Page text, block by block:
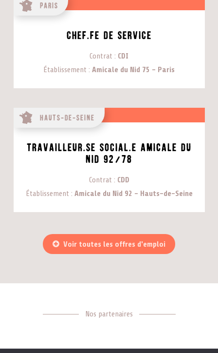
CHEF.FE DE SERVICE
Contrat
CDI
Établissement
Amicale du Nid 75 - Paris
Paris
Travailleur.se SOCIAL.e Amicale du
Nid 92/78
Contrat
CDD
Établissement
Amicale du Nid 92 - Hauts-de-Seine
Hauts-de-Seine
Voir toutes les offres d'emploi
Nos partenaires